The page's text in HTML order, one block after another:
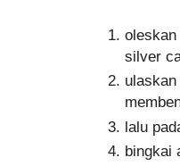
silver
lalu
bingkai